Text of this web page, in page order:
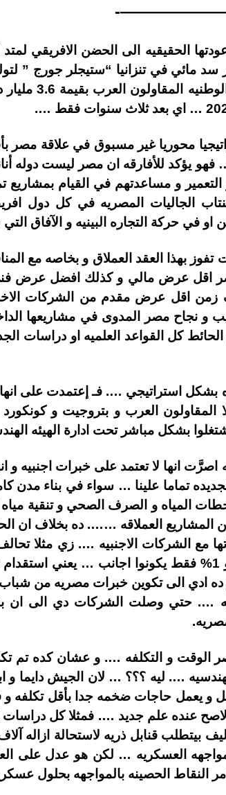
الحقيقيه الى الحضن الافريقي
نهر روفيجي
محوريا غير مسبوق في علاقة
فهو يؤكد للأفارقه ان مصر ليست دوله
التعمير و مساعدتهم في القيام
الجاليات المصريه في كل دول
او في حركة التجاره البينيه و الآفاق
بهذا العقد العملاق و بخاصه مع
اقل عرض مالي و كذلك افضل عرض
اقل عرض مقدم من الشركات
و نجاح مصر المدوى في مشاريعها
كل القواعد العلميه او دراسات
استراتيجي …. فـ إعتمدت على انها
العرب و بتروجيت و
بشكل مباشر تحت ادارة الهيئه
اصرَّت انها لا تعتمد على خبرات
تماما علينا … سواء في بناء مدن
المياه و الصرف الصحي و تنقية
المشاريع العملاقه ……. ده بخلاف ان
مع الشركات الاجنبيه …. زي مثلا
يجب ان يكون 99% مصريين و 1% فقط يكونوا
ادي الى تكوين خبرات مصريه من شباب
الوقت و التكلفه …. و عشان كده تم
…. ليه ؟؟؟ … لان الجيش دايما
و يعمل حاجات ضخمه جدا بأقل تكلفه و
عنده علم جديد …. فمثلا كل
بيتطلب قنابل ذريه لاستحالة ازاله
العسكريه … لكن هو عدل على
النقاط الحصينه بالمواجهه بحلول